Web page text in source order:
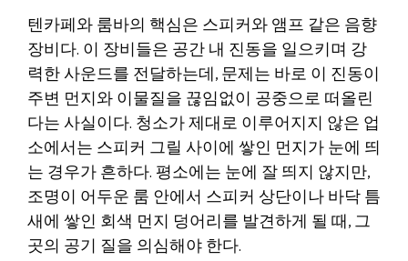
텐카페와 룸바의 핵심은 스피커와 앰프 같은 음향
장비다. 이 장비들은 공간 내 진동을 일으키며 강
력한 사운드를 전달하는데, 문제는 바로 이 진동이
주변 먼지와 이물질을 끊임없이 공중으로 떠올린
다는 사실이다. 청소가 제대로 이루어지지 않은 업
소에서는 스피커 그릴 사이에 쌓인 먼지가 눈에 띄
는 경우가 흔하다. 평소에는 눈에 잘 띄지 않지만,
조명이 어두운 룸 안에서 스피커 상단이나 바닥 틈
새에 쌓인 회색 먼지 덩어리를 발견하게 될 때, 그
곳의 공기 질을 의심해야 한다.